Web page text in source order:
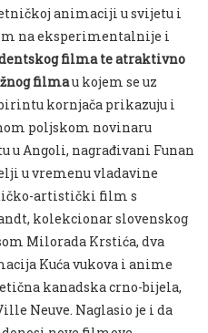
animaciji u svijetu i
na eksperimentalnije i
filma te atraktivno
filmau kojem se uz
kornjača prikazuju i
poljskom novinaru
u Angoli, nagrađivani Funan
u vremenu vladavine
artistički film s
kolekcionar slovenskog
Milorada Krstića, dva
Kuća vukova i anime
kanadska crno-bijela,
Neuve. Naglasio je i da